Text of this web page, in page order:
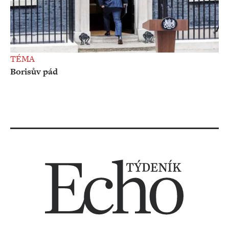
TÉMA
Borisův pád